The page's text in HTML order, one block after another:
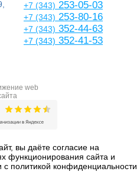
+7 (343) 253-05-03
+7 (343) 253-80-16
+7 (343) 352-44-63
+7 (343) 352-41-53
web
вы даёте согласие на
функционирования сайта и
с политикой конфиденциальности